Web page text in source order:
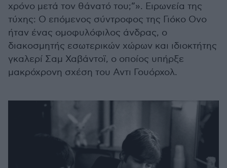
χρόνο μετά τον θάνατό του;”». Ειρωνεία της
τύχης: Ο επόμενος σύντροφος της Γιόκο Ονο
ήταν ένας ομοφυλόφιλος άνδρας, ο
διακοσμητής εσωτερικών χώρων και ιδιοκτήτης
γκαλερί Σαμ Χαβάντοϊ, ο οποίος υπήρξε
μακρόχρονη σχέση του Αντι Γουόρχολ.